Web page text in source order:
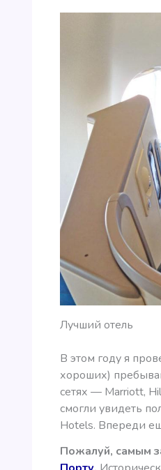
Лучший отель
В этом году я
хороших)
сетях — Marriott,
смогли увидеть
Hotels. Впереди
Пожалуй, самым